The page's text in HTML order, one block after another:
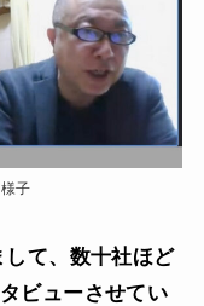
子
て、数十社ほど
ビューさせてい